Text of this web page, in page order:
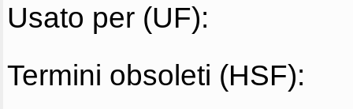
Usato per (UF):
Termini obsoleti (HSF):